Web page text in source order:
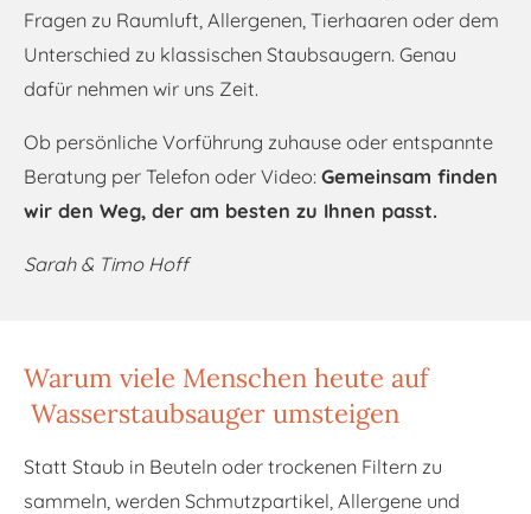
Fragen zu Raumluft, Allergenen, Tierhaaren oder dem
Unterschied zu klassischen Staubsaugern. Genau
dafür nehmen wir uns Zeit.
Ob persönliche Vorführung zuhause oder entspannte
Beratung per Telefon oder Video: Gemeinsam finden
wir den Weg, der am besten zu Ihnen passt.
Sarah & Timo Hoff
Warum viele Menschen heute auf
Wasserstaubsauger umsteigen
Statt Staub in Beuteln oder trockenen Filtern zu
sammeln, werden Schmutzpartikel, Allergene und